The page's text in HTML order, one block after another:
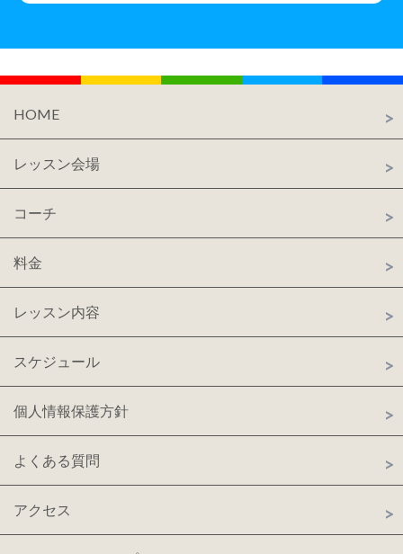
HOME
レッスン会場
コーチ
料金
レッスン内容
スケジュール
個人情報保護方針
よくある質問
アクセス